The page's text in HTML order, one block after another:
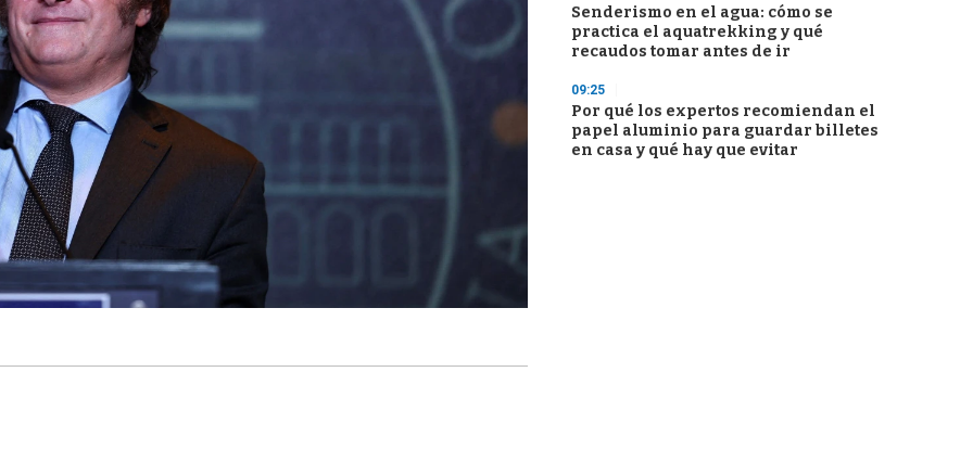
Senderismo en el agua: cómo se
practica el aquatrekking y qué
recaudos tomar antes de ir
09:25
Por qué los expertos recomiendan el
papel aluminio para guardar billetes
en casa y qué hay que evitar